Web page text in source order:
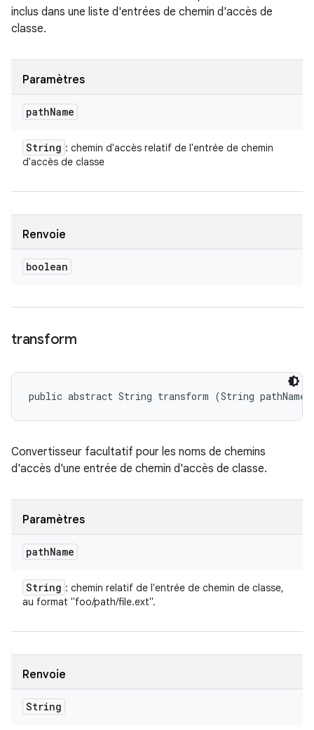
inclus dans une liste d'entrées de chemin d'accès de
classe.
Paramètres
pathName
String : chemin d'accès relatif de l'entrée de chemin
d'accès de classe
Renvoie
boolean
transform
public abstract String transform (String pathName)
Convertisseur facultatif pour les noms de chemins
d'accès d'une entrée de chemin d'accès de classe.
Paramètres
pathName
String : chemin relatif de l'entrée de chemin de classe,
au format "foo/path/file.ext".
Renvoie
String